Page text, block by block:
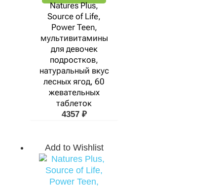
Natures Plus,
Source of Life,
Power Teen,
мультивитамины
для девочек
подростков,
натуральный вкус
лесных ягод, 60
жевательных
таблеток
4357 ₽
Add to Wishlist